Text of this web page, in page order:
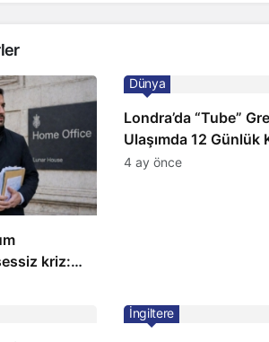
kriz:
Londra’da “Tube”
Ulaşımda 12 Günlük
Kapıda
Dünya
4 ay önce
İngiltere